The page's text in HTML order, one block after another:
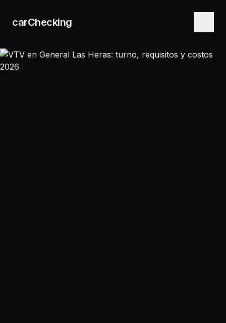
carChecking